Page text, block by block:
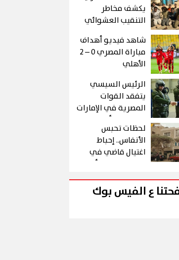
يكشف مخاطر
التنقيب العشوائي
عن الذهب في "درع
الجنوب"
شاهد فيديو أهداف
مباراة المصري 0 – 2
الأهلي
الرئيس السيسي
يتفقد القوات
المصرية في الإمارات
خلال زيارة أخوية
لحظات تحبس
الأنفاس.. إحباط
اغتيال قاضي في
الحلقة 10 من رأس
ع الفيس بوك